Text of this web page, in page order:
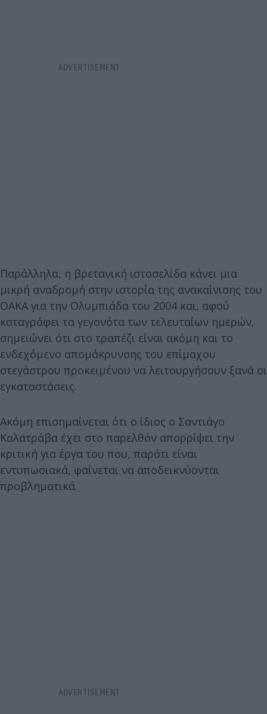
Παράλληλα, η βρετανική ιστοσελίδα κάνει μια
μικρή αναδρομή στην ιστορία της ανακαίνισης του
ΟΑΚΑ για την Ολυμπιάδα του 2004 και, αφού
καταγράφει τα γεγονότα των τελευταίων ημερών,
σημειώνει ότι στο τραπέζι είναι ακόμη και το
ενδεχόμενο απομάκρυνσης του επίμαχου
στεγάστρου προκειμένου να λειτουργήσουν ξανά οι
εγκαταστάσεις.
Ακόμη επισημαίνεται ότι ο ίδιος ο Σαντιάγο
Καλατράβα έχει στο παρελθόν απορρίψει την
κριτική για έργα του που, παρότι είναι
εντυπωσιακά, φαίνεται να αποδεικνύονται
προβληματικά.